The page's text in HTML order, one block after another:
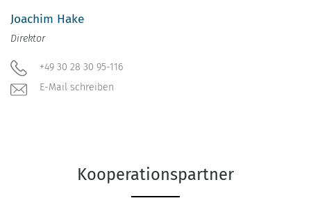
Joachim Hake
Direktor
+49 30 28 30 95-116
E-Mail schreiben
Kooperationspartner